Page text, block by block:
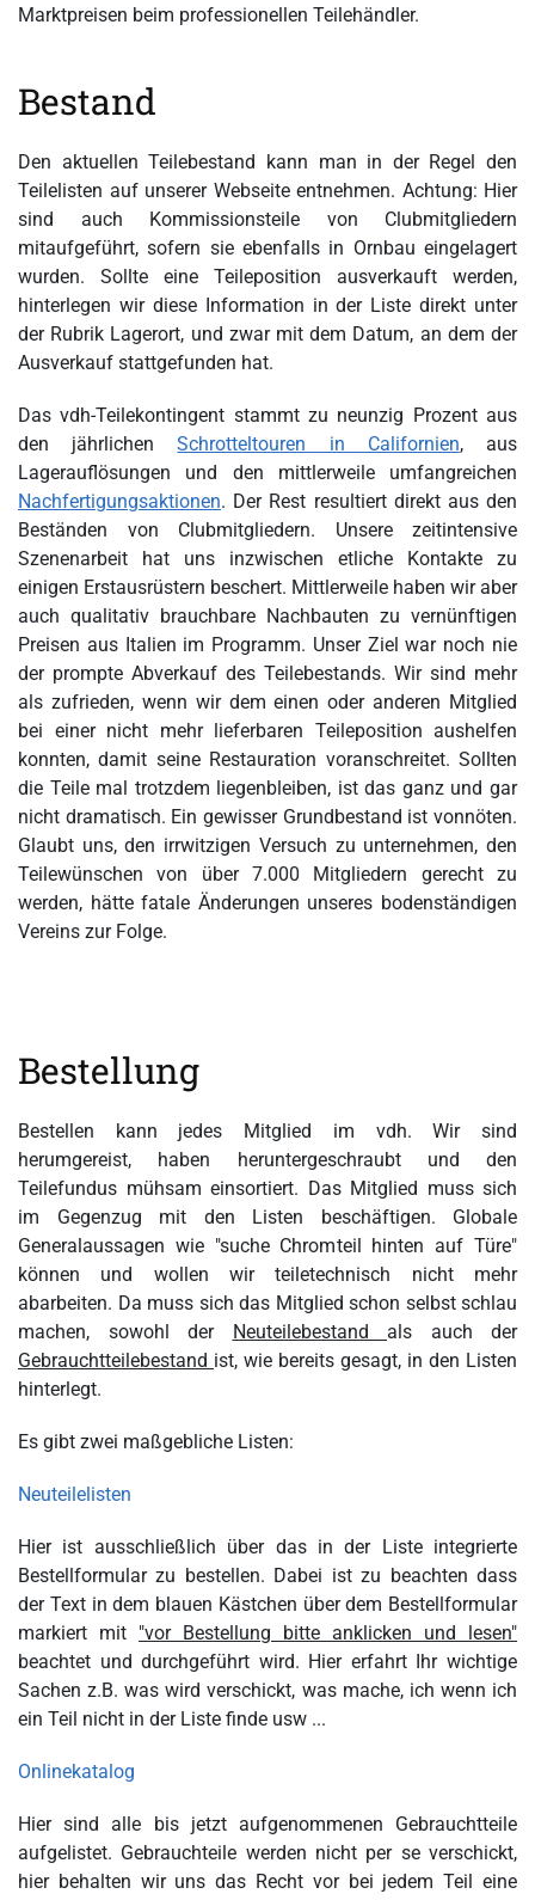
Marktpreisen beim professionellen Teilehändler.
Bestand
Den aktuellen Teilebestand kann man in der Regel den
Teilelisten auf unserer Webseite entnehmen. Achtung: Hier
sind auch Kommissionsteile von Clubmitgliedern
mitaufgeführt, sofern sie ebenfalls in Ornbau eingelagert
wurden. Sollte eine Teileposition ausverkauft werden,
hinterlegen wir diese Information in der Liste direkt unter
der Rubrik Lagerort, und zwar mit dem Datum, an dem der
Ausverkauf stattgefunden hat.
Das vdh-Teilekontingent stammt zu neunzig Prozent aus
den jährlichenSchrotteltouren in Californien, aus
Lagerauflösungen und den mittlerweile umfangreichen
Nachfertigungsaktionen. Der Rest resultiert direkt aus den
Beständen von Clubmitgliedern. Unsere zeitintensive
Szenenarbeit hat uns inzwischen etliche Kontakte zu
einigen Erstausrüstern beschert. Mittlerweile haben wir aber
auch qualitativ brauchbare Nachbauten zu vernünftigen
Preisen aus Italien im Programm. Unser Ziel war noch nie
der prompte Abverkauf des Teilebestands. Wir sind mehr
als zufrieden, wenn wir dem einen oder anderen Mitglied
bei einer nicht mehr lieferbaren Teileposition aushelfen
konnten, damit seine Restauration voranschreitet. Sollten
die Teile mal trotzdem liegenbleiben, ist das ganz und gar
nicht dramatisch. Ein gewisser Grundbestand ist vonnöten.
Glaubt uns, den irrwitzigen Versuch zu unternehmen, den
Teilewünschen von über 7.000 Mitgliedern gerecht zu
werden, hätte fatale Änderungen unseres bodenständigen
Vereins zur Folge.
Bestellung
Bestellen kann jedes Mitglied im vdh. Wir sind
herumgereist, haben heruntergeschraubt und den
Teilefundus mühsam einsortiert. Das Mitglied muss sich
im Gegenzug mit den Listen beschäftigen. Globale
Generalaussagen wie "suche Chromteil hinten auf Türe"
können und wollen wir teiletechnisch nicht mehr
abarbeiten. Da muss sich das Mitglied schon selbst schlau
machen, sowohl der
Neuteilebestand als auch der
Gebrauchtteilebestand ist, wie bereits gesagt, in den Listen
hinterlegt.
Es gibt zwei maßgebliche Listen:
Neuteilelisten
Hier ist ausschließlich über das in der Liste integrierte
Bestellformular zu bestellen. Dabei ist zu beachten dass
der Text in dem blauen Kästchen über dem Bestellformular
markiert mit "vor Bestellung bitte anklicken und lesen"
beachtet und durchgeführt wird. Hier erfahrt Ihr wichtige
Sachen z.B. was wird verschickt, was mache, ich wenn ich
ein Teil nicht in der Liste finde usw ...
Onlinekatalog
Hier sind alle bis jetzt aufgenommenen Gebrauchtteile
aufgelistet. Gebrauchteile werden nicht per se verschickt,
hier behalten wir uns das Recht vor bei jedem Teil eine